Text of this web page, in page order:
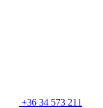
+36 34 573 211